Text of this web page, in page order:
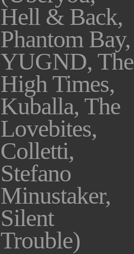
Hell & Back,
Phantom Bay,
YUGND, The
High Times,
Kuballa, The
Lovebites,
Colletti,
Stefano
Minustaker,
Silent
Trouble)